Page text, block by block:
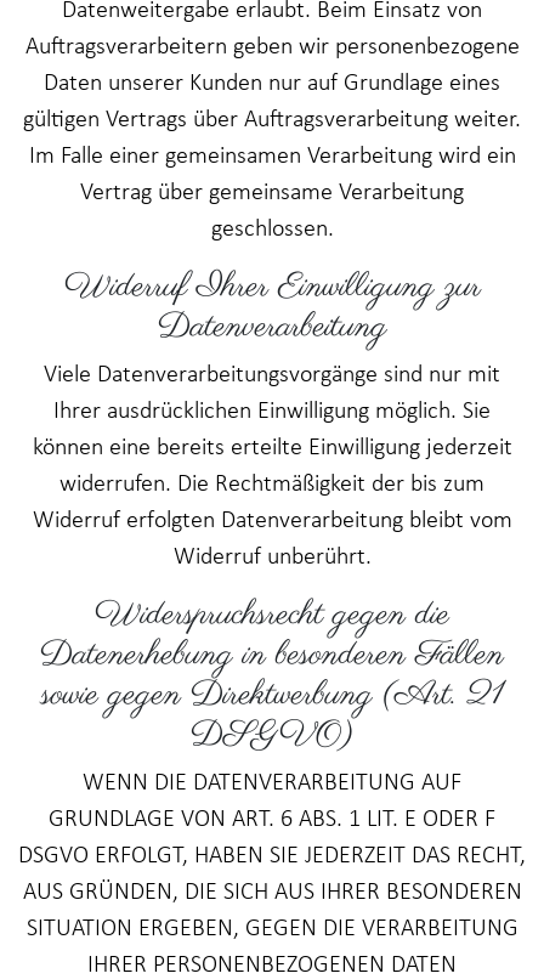
Datenweitergabe erlaubt. Beim Einsatz von
Auftragsverarbeitern geben wir personenbezogene
Daten unserer Kunden nur auf Grundlage eines
gültigen Vertrags über Auftragsverarbeitung weiter.
Im Falle einer gemeinsamen Verarbeitung wird ein
Vertrag über gemeinsame Verarbeitung
geschlossen.
Widerruf Ihrer Einwilligung zur
Datenverarbeitung
Viele Datenverarbeitungsvorgänge sind nur mit
Ihrer ausdrücklichen Einwilligung möglich. Sie
können eine bereits erteilte Einwilligung jederzeit
widerrufen. Die Rechtmäßigkeit der bis zum
Widerruf erfolgten Datenverarbeitung bleibt vom
Widerruf unberührt.
Widerspruchsrecht gegen die
Datenerhebung in besonderen Fällen
sowie gegen Direktwerbung (Art. 21
DSGVO)
WENN DIE DATENVERARBEITUNG AUF
GRUNDLAGE VON ART. 6 ABS. 1 LIT. E ODER F
DSGVO ERFOLGT, HABEN SIE JEDERZEIT DAS RECHT,
AUS GRÜNDEN, DIE SICH AUS IHRER BESONDEREN
SITUATION ERGEBEN, GEGEN DIE VERARBEITUNG
IHRER PERSONENBEZOGENEN DATEN